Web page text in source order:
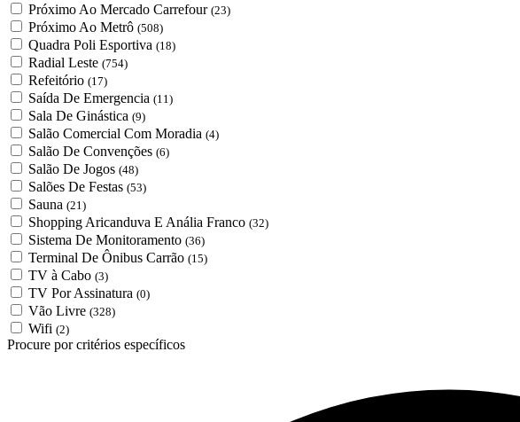
Próximo Ao Mercado Carrefour (23)
Próximo Ao Metrô (508)
Quadra Poli Esportiva (18)
Radial Leste (754)
Refeitório (17)
Saída De Emergencia (11)
Sala De Ginástica (9)
Salão Comercial Com Moradia (4)
Salão De Convenções (6)
Salão De Jogos (48)
Salões De Festas (53)
Sauna (21)
Shopping Aricanduva E Anália Franco (32)
Sistema De Monitoramento (36)
Terminal De Ônibus Carrão (15)
TV à Cabo (3)
TV Por Assinatura (0)
Vão Livre (328)
Wifi (2)
Procure por critérios específicos